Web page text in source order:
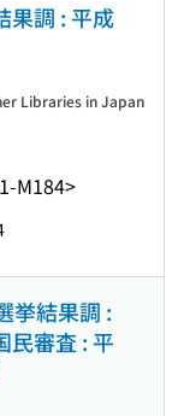
果調 : 平成
M184>
Libraries in Japan
挙結果調 :
民審査 : 平